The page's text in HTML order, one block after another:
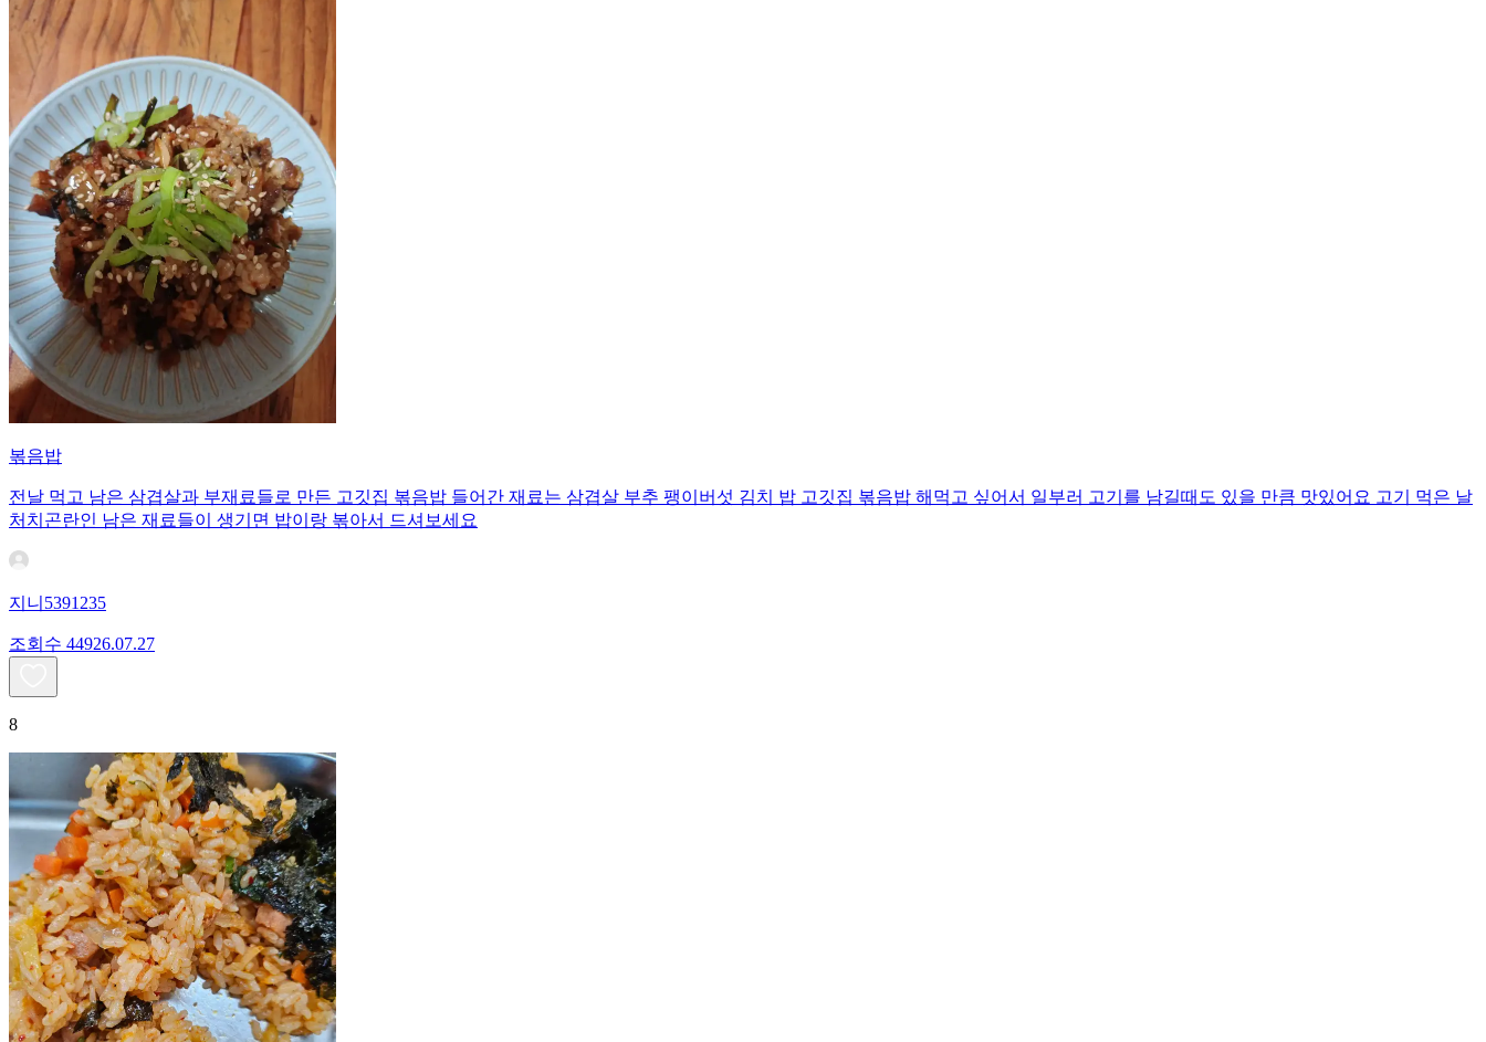
볶음밥
전날 먹고 남은 삼겹살과 부재료들로 만든 고깃집 볶음밥 들어간 재료는 삼겹살 부추 팽이버섯 김치 밥 고깃집 볶음밥 해먹고 싶어서 일부러 고기를 남길때도 있을 만큼 맛있어요 고기 먹은 날
처치곤란인 남은 재료들이 생기면 밥이랑 볶아서 드셔보세요
지니5391235
조회수 44926.07.27
8